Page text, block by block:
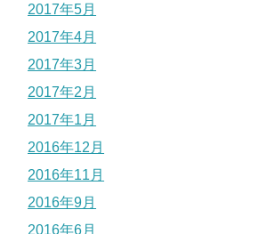
2017年5月
2017年4月
2017年3月
2017年2月
2017年1月
2016年12月
2016年11月
2016年9月
2016年6月